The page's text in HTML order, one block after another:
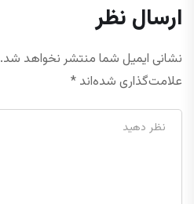
ارسال نظر
نشانی ایمیل شما منتشر نخواهد شد.
علامت‌گذاری شده‌اند *